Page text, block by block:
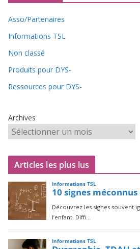
Asso/Partenaires
Informations TSL
Non classé
Produits pour DYS-
Ressources pour DYS-
Archives
Articles les plus lus